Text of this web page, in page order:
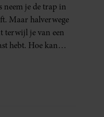
neem je de trap in
Maar halverwege
terwijl je van een
hebt. Hoe kan